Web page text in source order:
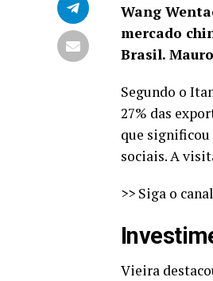
Wang
mercado
Brasil.
Segundo o
27% das
que significou
sociais. A
>> Siga o
Vieira